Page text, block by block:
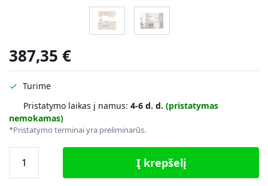
387,35 €
Turime
Pristatymo laikas į namus: 4-6 d. d. (pristatymas
nemokamas)
*Pristatymo terminai yra preliminarūs.
Į krepšelį